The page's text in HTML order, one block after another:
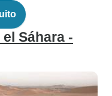
Sáhara -